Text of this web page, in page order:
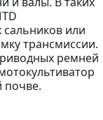
или
трансмиссии.
ремней
почве.